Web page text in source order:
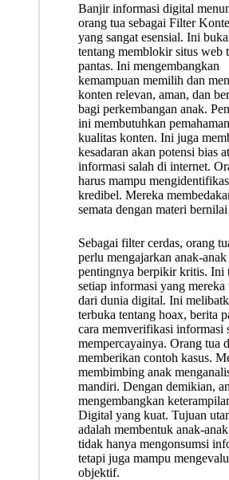
Banjir informasi digital
orang tua sebagai Filter
yang sangat esensial. Ini
tentang memblokir situs web
pantas. Ini mengembangkan
kemampuan memilih dan
konten relevan, aman, dan
bagi perkembangan anak.
ini membutuhkan
kualitas konten. Ini juga
kesadaran akan potensi bias
informasi salah di internet.
harus mampu
kredibel. Mereka
semata dengan materi
Sebagai filter cerdas, orang
perlu mengajarkan anak-anak
pentingnya berpikir kritis. Ini
setiap informasi yang mereka
dari dunia digital. Ini
terbuka tentang hoax, berita
cara memverifikasi informasi
mempercayainya. Orang tua
memberikan contoh kasus.
membimbing anak
mandiri. Dengan demikian,
mengembangkan
Digital yang kuat. Tujuan
adalah membentuk anak-
tidak hanya mengonsumsi
tetapi juga mampu
objektif.